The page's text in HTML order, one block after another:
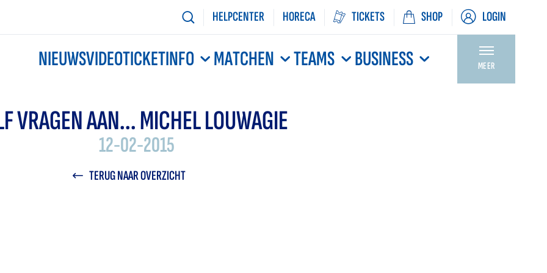
HELPCENTER HORECA TICKETS SHOP LOGIN
NIEUWSVIDEOTICKETINFO MATCHEN TEAMS BUSINESS MEER
VRAGEN AAN... MICHEL LOUWAGIE
12-02-2015
TERUG NAAR OVERZICHT